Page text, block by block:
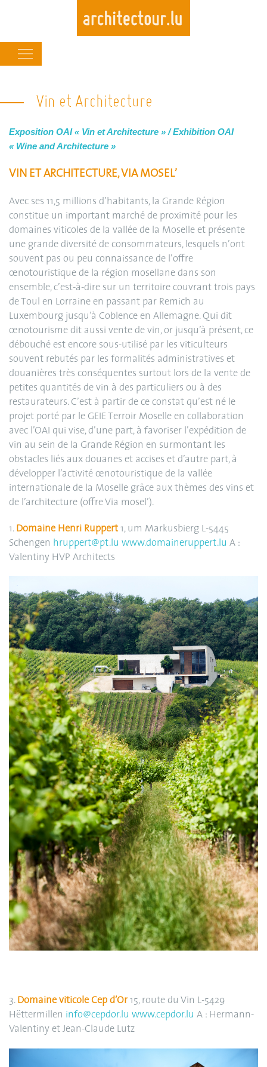
main
navigation
Vin et Architecture
Exposition OAI « Vin et Architecture » / Exhibition OAI
« Wine and Architecture »
VIN ET ARCHITECTURE, VIA MOSEL’
Avec ses 11,5 millions d’habitants, la Grande Région
constitue un important marché de proximité pour les
domaines viticoles de la vallée de la Moselle et présente
une grande diversité de consommateurs, lesquels n’ont
souvent pas ou peu connaissance de l’offre
œnotouristique de la région mosellane dans son
ensemble, c’est-à-dire sur un territoire couvrant trois pays
de Toul en Lorraine en passant par Remich au
Luxembourg jusqu’à Coblence en Allemagne. Qui dit
œnotourisme dit aussi vente de vin, or jusqu’à présent, ce
débouché est encore sous-utilisé par les viticulteurs
souvent rebutés par les formalités administratives et
douanières très conséquentes surtout lors de la vente de
petites quantités de vin à des particuliers ou à des
restaurateurs. C’est à partir de ce constat qu’est né le
projet porté par le GEIE Terroir Moselle en collaboration
avec l’OAI qui vise, d’une part, à favoriser l’expédition de
vin au sein de la Grande Région en surmontant les
obstacles liés aux douanes et accises et d’autre part, à
développer l’activité œnotouristique de la vallée
internationale de la Moselle grâce aux thèmes des vins et
de l’architecture (offre Via mosel’).
1. Domaine Henri Ruppert 1, um Markusbierg L-5445
Schengen hruppert@pt.lu www.domaineruppert.lu A :
Valentiny HVP Architects
3. Domaine viticole Cep d’Or 15, route du Vin L-5429
Hëttermillen info@cepdor.lu www.cepdor.lu A : Hermann-
Valentiny et Jean-Claude Lutz